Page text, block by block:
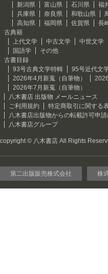
新潟県
富山県 石川県 福
兵庫県
奈良県 和歌山県
高知県
福岡県 佐賀県 長
古典籍
上代文学
中古文学 中世文学
国語学
その他
古書目録
93号古典文学特輯
95号近代文
2026年4月新蒐（自筆物）
2026年7月新蒐（自筆物）
八木書店 出版物 メールニュース
ご利用規約
特定商取引に関する
八木書店出版物からの転載許可申
八木書店グループ
copyright © 八木書店 All Rights
第二出版販売株式会社 株